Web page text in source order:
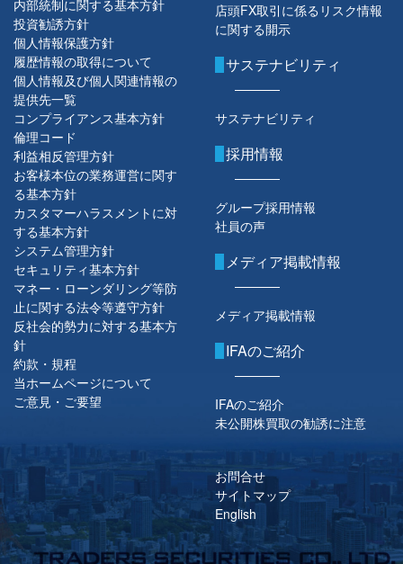
店頭FX取引に係るリスク情報
に関する開示
内部統制に関する基本方針
投資勧誘方針
個人情報保護方針
履歴情報の取得について
個人情報及び個人関連情報の
提供先一覧
コンプライアンス基本方針
倫理コード
利益相反管理方針
お客様本位の業務運営に関す
る基本方針
カスタマーハラスメントに対
する基本方針
システム管理方針
セキュリティ基本方針
マネー・ローンダリング等防
止に関する法令等遵守方針
反社会的勢力に対する基本方
針
約款・規程
当ホームページについて
ご意見・ご要望
サステナビリティ
サステナビリティ
採用情報
グループ採用情報
社員の声
メディア掲載情報
メディア掲載情報
IFAのご紹介
IFAのご紹介
未公開株買取の勧誘に注意
お問合せ
サイトマップ
English